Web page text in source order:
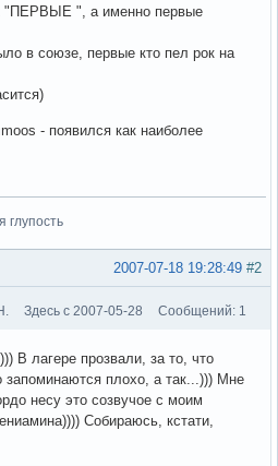
"ПЕРВЫЕ ", а именно первые
в союзе, первые кто пел рок на
- появился как наиболее
глупость
#2
2007-07-18 19:28:49
Здесь с 2007-05-28 Сообщений: 1
В лагере прозвали, за то, что
плохо, а так...))) Мне
несу это созвучое с моим
Собираюсь, кстати,